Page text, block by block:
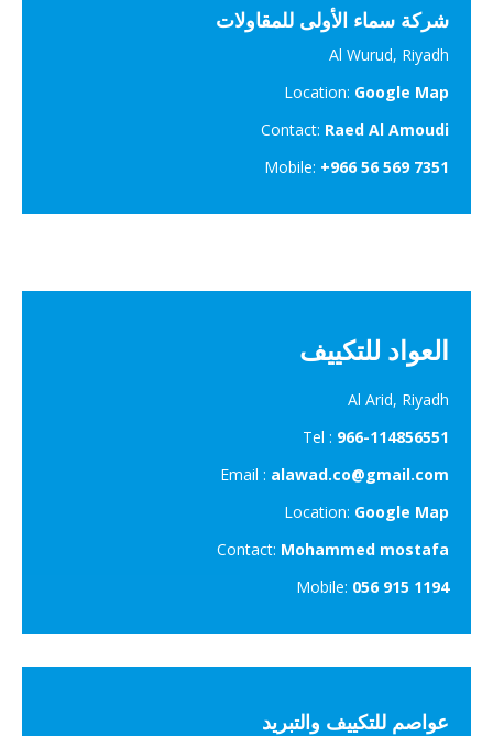
شركة سماء الأولى للمقاولات
Al Wurud, Riyadh
Location:Google Map
Contact: Raed Al Amoudi
Mobile:+966 56 569 7351
العواد للتكييف
Al Arid, Riyadh
Tel :966-114856551
Email :alawad.co@gmail.com
Location:Google Map
Contact:Mohammed mostafa
Mobile:056 915 1194
عواصم للتكييف والتبريد